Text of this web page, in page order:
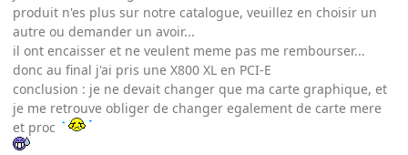
produit n'es plus sur notre catalogue, veuillez en choisir un
autre ou demander un avoir...
il ont encaisser et ne veulent meme pas me rembourser...
donc au final j'ai pris une X800 XL en PCI-E
conclusion : je ne devait changer que ma carte graphique, et
je me retrouve obliger de changer egalement de carte mere
et proc